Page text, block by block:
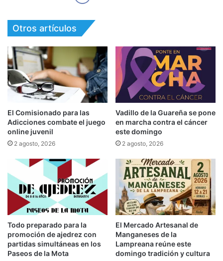
Otros artículos
El Comisionado para las
Adicciones combate el juego
online juvenil
2 agosto, 2026
Vadillo de la Guareña se pone
en marcha contra el cáncer
este domingo
2 agosto, 2026
Todo preparado para la
promoción de ajedrez con
partidas simultáneas en los
Paseos de la Mota
El Mercado Artesanal de
Manganeses de la
Lampreana reúne este
domingo tradición y cultura